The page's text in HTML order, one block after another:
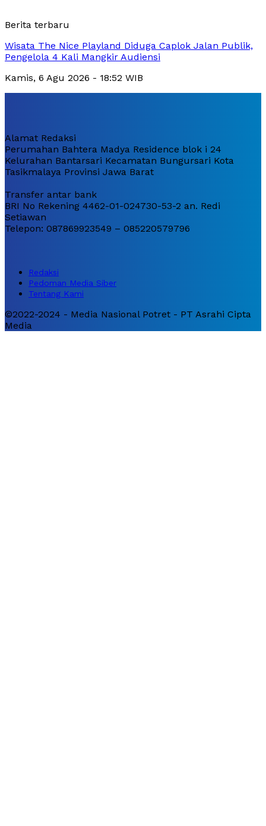
Berita terbaru
Wisata The Nice Playland Diduga Caplok Jalan Publik,
Pengelola 4 Kali Mangkir Audiensi
Kamis, 6 Agu 2026 - 18:52 WIB
Alamat Redaksi
Perumahan Bahtera Madya Residence blok i 24
Kelurahan Bantarsari Kecamatan Bungursari Kota
Tasikmalaya Provinsi Jawa Barat
Transfer antar bank
BRI No Rekening 4462-01-024730-53-2 an. Redi
Setiawan
Telepon: 087869923549 – 085220579796
Redaksi
Pedoman Media Siber
Tentang Kami
©2022-2024 - Media Nasional Potret - PT Asrahi Cipta
Media